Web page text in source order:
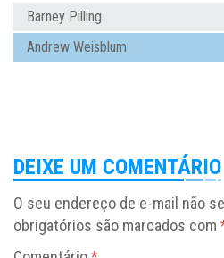
Barney Pilling
Andrew Weisblum
DEIXE UM COMENTÁRIO
O seu endereço de e-mail não
obrigatórios são marcados com